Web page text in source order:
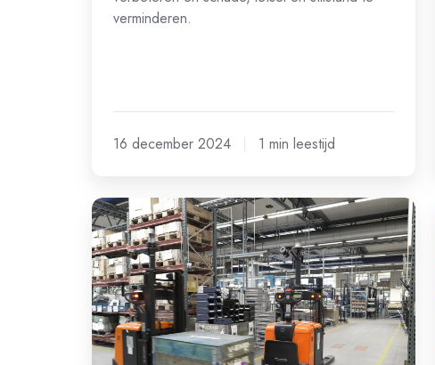
verminderen.
16 december 2024 1 min leestijd
Wat
zijn
automatisch
geleide
voertuigen
(AGV's)